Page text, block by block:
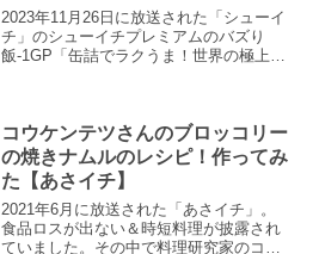
るみキッチンの酢豚
2023年11月26日に放送された「シューイ
チ」のシューイチプレミアムのバズり
飯-1GP「缶詰でラクうま！世界の極上料
カルビ、ま...
コウケンテツさんのブロッコリー
の焼きナムルのレシピ！作ってみ
た【あさイチ】
2021年6月に放送された「あさイチ」。
食品ロスが出ない＆時短料理が披露され
ていました。その中で料理研究家のコウ